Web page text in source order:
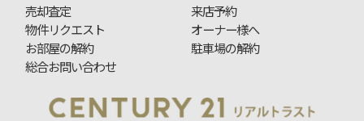
売却査定
来店予約
物件リクエスト
オーナー様へ
お部屋の解約
駐車場の解約
総合お問い合わせ